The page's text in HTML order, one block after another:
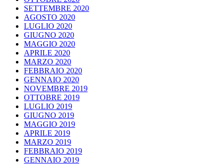
SETTEMBRE 2020
AGOSTO 2020
LUGLIO 2020
GIUGNO 2020
MAGGIO 2020
APRILE 2020
MARZO 2020
FEBBRAIO 2020
GENNAIO 2020
NOVEMBRE 2019
OTTOBRE 2019
LUGLIO 2019
GIUGNO 2019
MAGGIO 2019
APRILE 2019
MARZO 2019
FEBBRAIO 2019
GENNAIO 2019